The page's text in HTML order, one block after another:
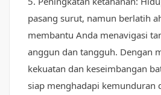
pasang surut, namun berlatih
membantu Anda menavigasi
anggun dan tangguh. Dengan
kekuatan dan keseimbangan
siap menghadapi kemunduran